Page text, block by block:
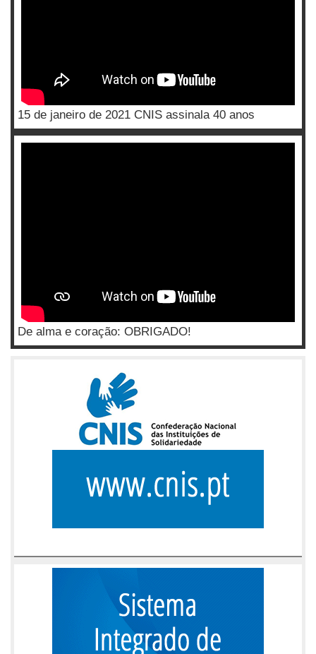
15 de janeiro de 2021 CNIS assinala 40 anos
De alma e coração: OBRIGADO!